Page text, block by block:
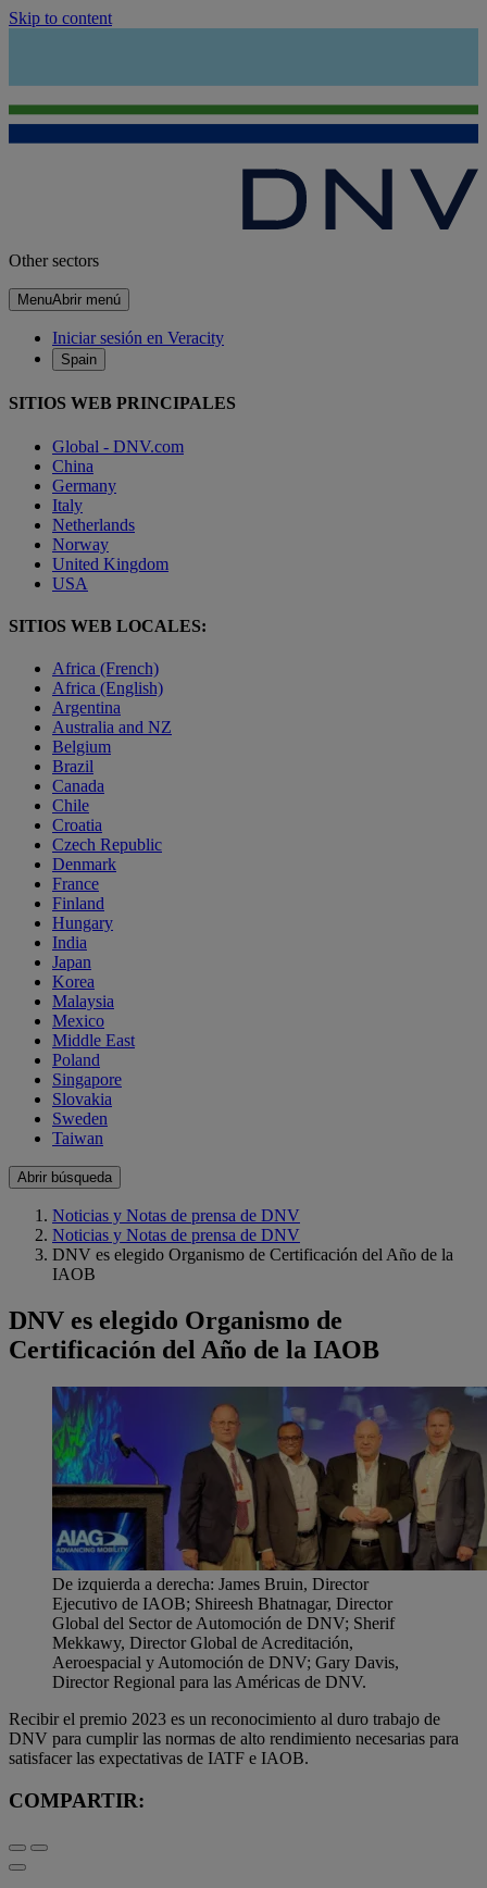
Skip to content
Other sectors
MenuAbrir menú
Iniciar sesión en Veracity
Spain
SITIOS WEB PRINCIPALES
Global - DNV.com
China
Germany
Italy
Netherlands
Norway
United Kingdom
USA
SITIOS WEB LOCALES:
Africa (French)
Africa (English)
Argentina
Australia and NZ
Belgium
Brazil
Canada
Chile
Croatia
Czech Republic
Denmark
France
Finland
Hungary
India
Japan
Korea
Malaysia
Mexico
Middle East
Poland
Singapore
Slovakia
Sweden
Taiwan
Abrir búsqueda
Noticias y Notas de prensa de DNV
Noticias y Notas de prensa de DNV
DNV es elegido Organismo de Certificación del Año de la
IAOB
DNV es elegido Organismo de
Certificación del Año de la IAOB
De izquierda a derecha: James Bruin, Director
Ejecutivo de IAOB; Shireesh Bhatnagar, Director
Global del Sector de Automoción de DNV; Sherif
Mekkawy, Director Global de Acreditación,
Aeroespacial y Automoción de DNV; Gary Davis,
Director Regional para las Américas de DNV.
Recibir el premio 2023 es un reconocimiento al duro trabajo de
DNV para cumplir las normas de alto rendimiento necesarias para
satisfacer las expectativas de IATF e IAOB.
COMPARTIR: